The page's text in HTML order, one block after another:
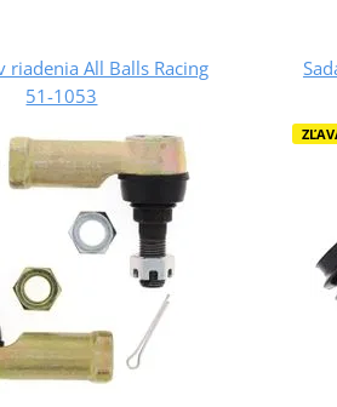
riadenia All Balls Racing
51-1053